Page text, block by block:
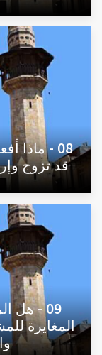
08 - ماذا
قد تزوج
09 - هل
المغايرة